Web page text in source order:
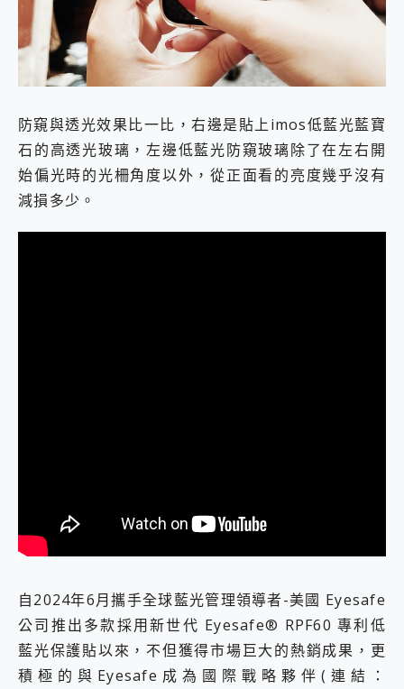
防窺與透光效果比一比，右邊是貼上imos低藍光藍寶
石的高透光玻璃，左邊低藍光防窺玻璃除了在左右開
始偏光時的光柵角度以外，從正面看的亮度幾乎沒有
減損多少。
自2024年6月攜手全球藍光管理領導者-美國 Eyesafe
公司推出多款採用新世代 Eyesafe® RPF60 專利低
藍光保護貼以來，不但獲得市場巨大的熱銷成果，更
積極的與Eyesafe成為國際戰略夥伴(連結：